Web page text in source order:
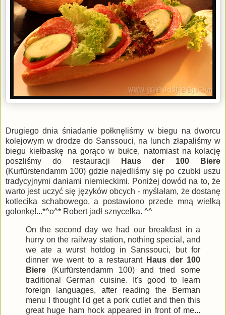
Drugiego dnia śniadanie połknęliśmy w biegu na dworcu
kolejowym w drodze do Sanssouci, na lunch złapaliśmy w
biegu kiełbaskę na gorąco w bułce, natomiast na kolację
poszliśmy do restauracji
Haus der 100 Biere
(Kurfürstendamm 100) gdzie najedliśmy się po czubki uszu
tradycyjnymi daniami niemieckimi. Poniżej dowód na to, że
warto jest uczyć się języków obcych - myślałam, że dostanę
kotlecika schabowego, a postawiono przede mną wielką
golonkę!...*^o^* Robert jadł sznycelka. ^^
On the second day we had our breakfast in a
hurry on the railway station, nothing special, and
we ate a wurst hotdog in Sanssouci, but for
dinner we went to a restaurant Haus der 100
Biere (Kurfürstendamm 100) and tried some
traditional German cuisine. It's good to learn
foreign languages, after reading the Berman
menu I thought I'd get a pork cutlet and then this
great huge ham hock appeared in front of me...